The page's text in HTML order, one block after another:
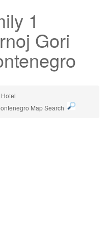
1
Gori
Hotel
Map Search